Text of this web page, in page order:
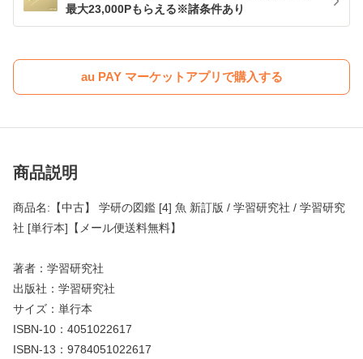
最大23,000Pもらえる※諸条件あり
au PAY マーケットアプリで購入する
商品説明
商品名:【中古】 学研の図鑑 [4] 魚 新訂版 / 学習研究社 / 学習研究
社 [単行本]【メール便送料無料】
著者：学習研究社
出版社：学習研究社
サイズ：単行本
ISBN-10：4051022617
ISBN-13：9784051022617